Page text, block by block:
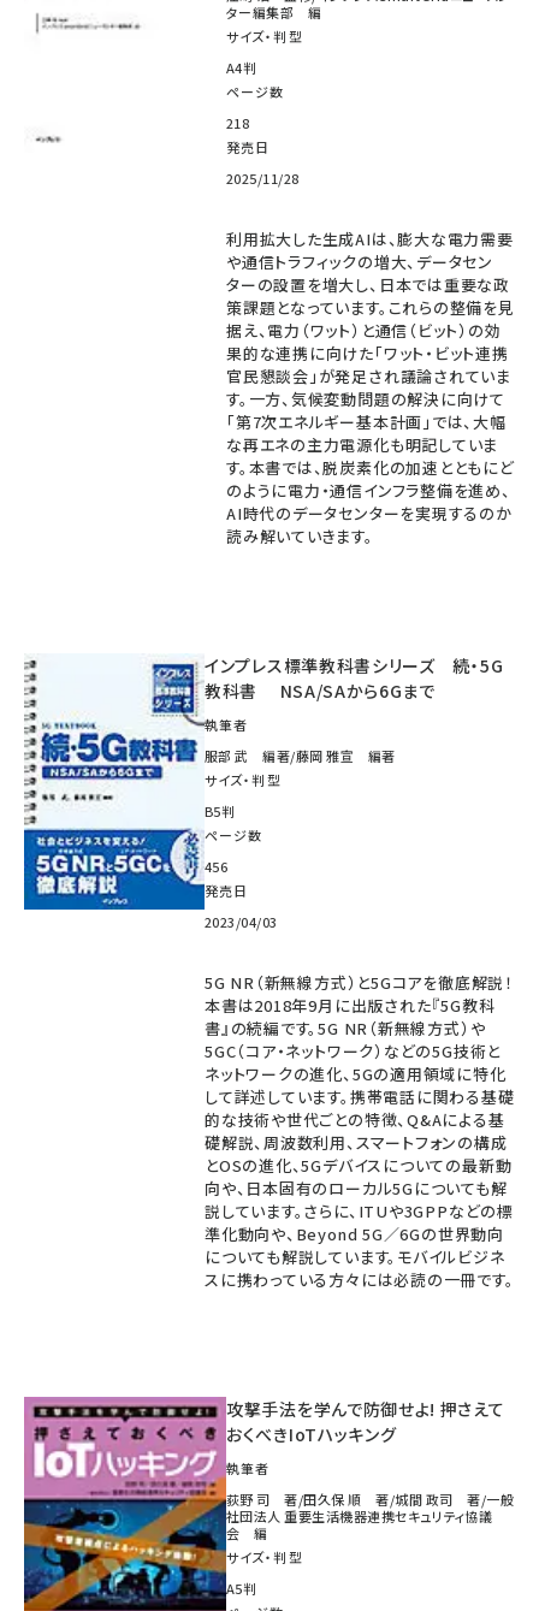
ター編集部 編
サイズ・判型
A4判
ページ数
218
発売日
2025/11/28
利用拡大した生成AIは、膨大な電力需要
や通信トラフィックの増大、データセン
ターの設置を増大し、日本では重要な政
策課題となっています。これらの整備を見
据え、電力（ワット）と通信（ビット）の効
果的な連携に向けた「ワット・ビット連携
官民懇談会」が発足され議論されていま
す。一方、気候変動問題の解決に向けて
「第7次エネルギー基本計画」では、大幅
な再エネの主力電源化も明記していま
す。本書では、脱炭素化の加速とともにど
のように電力・通信インフラ整備を進め、
AI時代のデータセンターを実現するのか
読み解いていきます。
インプレス標準教科書シリーズ 続・5G
教科書 NSA/SAから6Gまで
執筆者
服部 武 編著/藤岡 雅宣 編著
サイズ・判型
B5判
ページ数
456
発売日
2023/04/03
5G NR（新無線方式）と5Gコアを徹底解説！
本書は2018年9月に出版された『5G教科
書』の続編です。5G NR（新無線方式）や
5GC（コア・ネットワーク）などの5G技術と
ネットワークの進化、5Gの適用領域に特化
して詳述しています。携帯電話に関わる基礎
的な技術や世代ごとの特徴、Q&Aによる基
礎解説、周波数利用、スマートフォンの構成
とOSの進化、5Gデバイスについての最新動
向や、日本固有のローカル5Gについても解
説しています。さらに、ITUや3GPPなどの標
準化動向や、Beyond 5G／6Gの世界動向
についても解説しています。モバイルビジネ
スに携わっている方々には必読の一冊です。
攻撃手法を学んで防御せよ! 押さえて
おくべきIoTハッキング
執筆者
荻野 司 著/田久保 順 著/城間 政司 著/一般
社団法人 重要生活機器連携セキュリティ協議
会 編
サイズ・判型
A5判